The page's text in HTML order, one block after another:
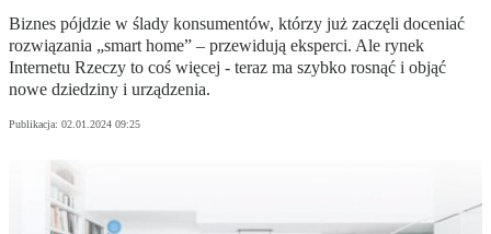
Biznes pójdzie w ślady konsumentów, którzy już zaczęli doceniać
rozwiązania „smart home” – przewidują eksperci. Ale rynek
Internetu Rzeczy to coś więcej - teraz ma szybko rosnąć i objąć
nowe dziedziny i urządzenia.
Publikacja: 02.01.2024 09:25